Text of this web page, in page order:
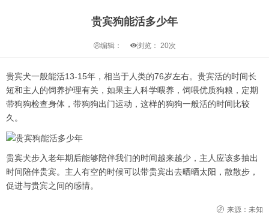
贵宾狗能活多少年
编辑： 浏览： 20次
贵宾犬一般能活13-15年，相当于人类的76岁左右。贵宾活的时间长
短和主人的饲养护理有关，如果主人科学喂养，饲喂优质狗粮，定期
带狗狗检查身体，带狗狗出门运动，这样的狗狗一般活的时间比较
久。
贵宾犬步入老年期后能够陪伴我们的时间越来越少，主人应该多抽出
时间陪伴贵宾。主人有空的时候可以带贵宾出去晒晒太阳，散散步，
促进与贵宾之间的感情。
来源：未知